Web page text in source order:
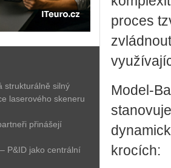
strukturálně silný
laserového skeneru
přinášejí
P&ID jako centrální
proces
Model-
krocích: